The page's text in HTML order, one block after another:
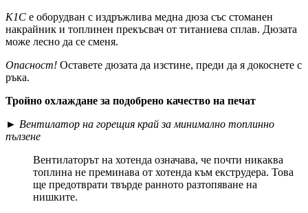
K1C е оборудван с издръжлива медна дюза със стоманен
накрайник и топлинен прекъсвач от титаниева сплав. Дюзата
може лесно да се сменя.
Опасност! Оставете дюзата да изстине, преди да я докоснете с
ръка.
Тройно охлаждане за подобрено качество на печат
► Вентилатор на горещия край за минимално топлинно
пълзене
Вентилаторът на хотенда означава, че почти никаква
топлина не преминава от хотенда към екструдера. Това
ще предотврати твърде ранното разтопяване на
нишките.